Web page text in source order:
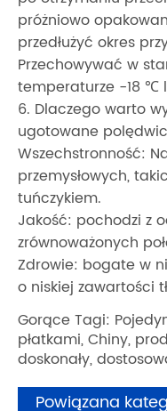
próżniowo
przedłużyć okres
Przechowywać w
temperaturze -18 ℃
6. Dlaczego warto
ugotowane
Wszechstronność:
przemysłowych,
tuńczykiem.
Jakość: pochodzi z
zrównoważonych
Zdrowie: bogate w
o niskiej zawartości
Gorące Tagi:
płatkami, Chiny,
doskonały,
Powiązana